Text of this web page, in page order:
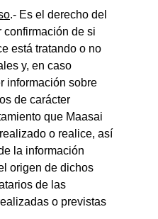
.- Es el derecho del
confirmación de si
está tratando o no
y, en caso
información sobre
de carácter
que Maasai
o realice, así
la información
origen de dichos
de las
o previstas